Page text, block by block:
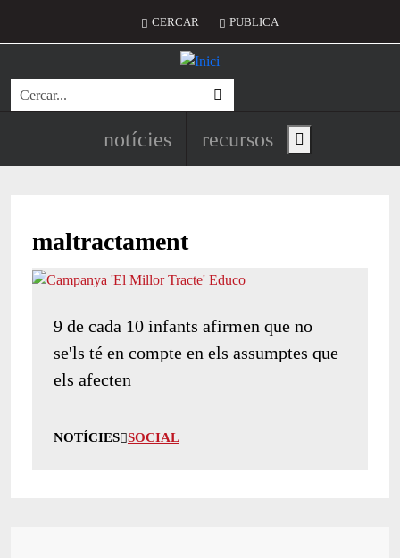
Menú del compte d'usuari
CERCAR PUBLICA
Cerca
Navegació principal de
notícies recursos Show main menu
maltractament
9 de cada 10 infants afirmen que no
se'ls té en compte en els assumptes que
els afecten
NOTÍCIES SOCIAL